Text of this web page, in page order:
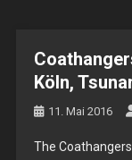
Köln,
11. Mai 2016
The